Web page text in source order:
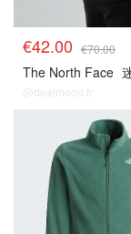
€42.00 €70.00
The North Face
@dealmoon.fr